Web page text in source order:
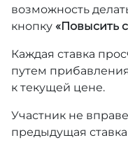
возможность
кнопку «Повысить
Каждая ставка
путем
к текущей цене.
Участник не
предыдущая